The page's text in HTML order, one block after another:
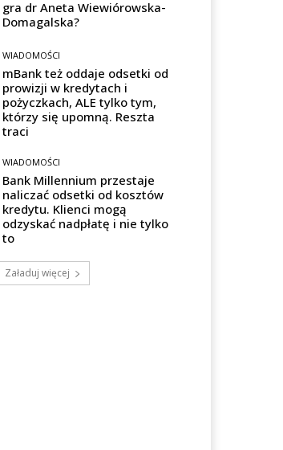
gra dr Aneta Wiewiórowska-
Domagalska?
WIADOMOŚCI
mBank też oddaje odsetki od
prowizji w kredytach i
pożyczkach, ALE tylko tym,
którzy się upomną. Reszta
traci
WIADOMOŚCI
Bank Millennium przestaje
naliczać odsetki od kosztów
kredytu. Klienci mogą
odzyskać nadpłatę i nie tylko
to
Załaduj więcej